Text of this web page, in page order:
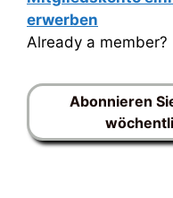
erwerben
Already a member?
Abonnieren